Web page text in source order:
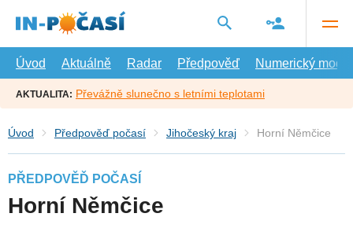
hlavní
Úvod
Aktuálně Radar Předpověď Numerický model
AKTUALITA: Převážně slunečno s letními teplotami
Úvod Předpověď počasí Jihočeský kraj Horní Němčice
PŘEDPOVĚĎ POČASÍ
Horní Němčice